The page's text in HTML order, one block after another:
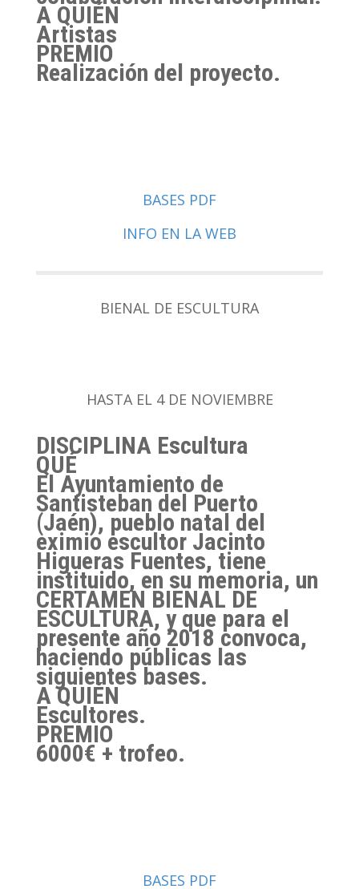
A QUIÉN
Artistas
PREMIO
Realización del proyecto.
BASES PDF
INFO EN LA WEB
BIENAL DE ESCULTURA
HASTA EL 4 DE NOVIEMBRE
DISCIPLINA Escultura
QUÉ
El Ayuntamiento de
Santisteban del Puerto
(Jaén), pueblo natal del
eximio escultor Jacinto
Higueras Fuentes, tiene
instituido, en su memoria, un
CERTAMEN BIENAL DE
ESCULTURA, y que para el
presente año 2018 convoca,
haciendo públicas las
siguientes bases.
A QUIÉN
Escultores.
PREMIO
6000€ + trofeo.
BASES PDF